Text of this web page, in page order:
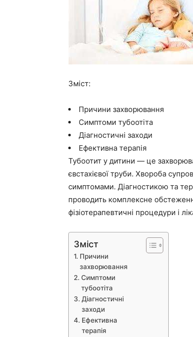
Зміст:
Причини захворювання
Симптоми тубоотіта
Діагностичні заходи
Ефективна терапія
Тубоотит у дитини — це
євстахієвої труби. Хвороба
симптомами. Діагностикою та
проводить комплексне
фізіотерапевтичні процедури і
Зміст
Причини
захворювання
Симптоми
тубоотіта
Діагностичні
заходи
Ефективна
терапія